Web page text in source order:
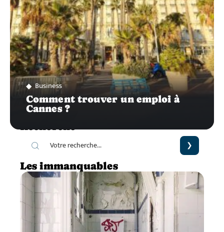
Business
Comment trouver un emploi à
Cannes ?
Recherche
Les immanquables